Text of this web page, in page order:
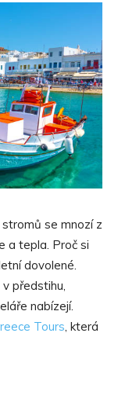
se mnozí z
a tepla. Proč si
dovolené.
předstihu,
nabízejí.
Tours, která